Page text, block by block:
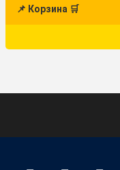
📌 Корзина 🛒